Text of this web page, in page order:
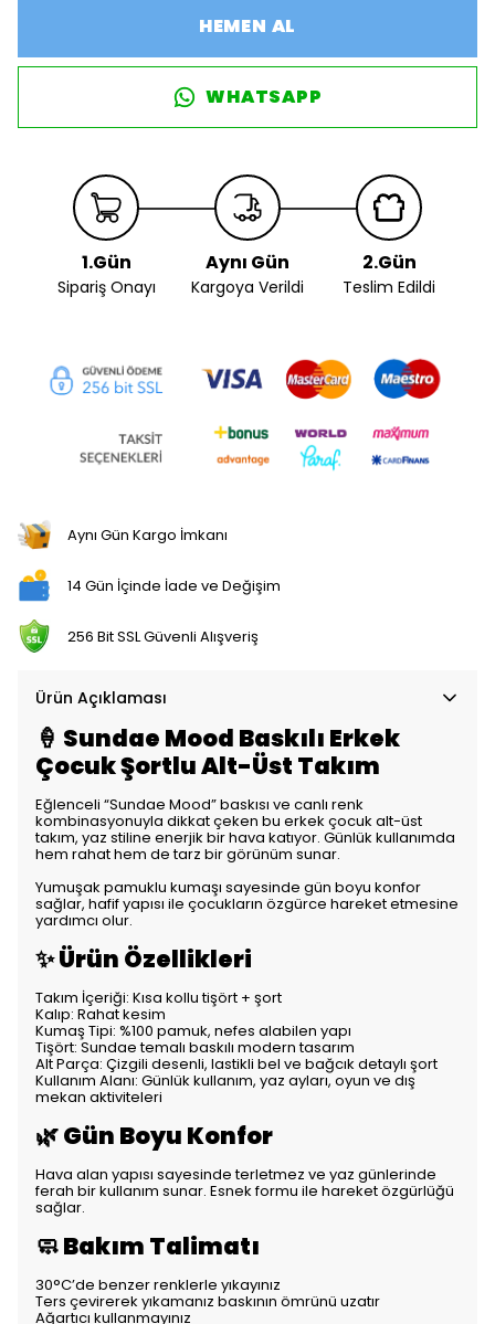
HEMEN AL
WHATSAPP
1.Gün
Sipariş Onayı
Aynı Gün
Kargoya Verildi
2.Gün
Teslim Edildi
Aynı Gün Kargo İmkanı
14 Gün İçinde İade ve Değişim
256 Bit SSL Güvenli Alışveriş
Ürün Açıklaması
🍦 Sundae Mood Baskılı Erkek
Çocuk Şortlu Alt-Üst Takım
Eğlenceli “Sundae Mood” baskısı ve canlı renk
kombinasyonuyla dikkat çeken bu erkek çocuk alt-üst
takım, yaz stiline enerjik bir hava katıyor. Günlük kullanımda
hem rahat hem de tarz bir görünüm sunar.
Yumuşak pamuklu kumaşı sayesinde gün boyu konfor
sağlar, hafif yapısı ile çocukların özgürce hareket etmesine
yardımcı olur.
✨ Ürün Özellikleri
Takım İçeriği: Kısa kollu tişört + şort
Kalıp: Rahat kesim
Kumaş Tipi: %100 pamuk, nefes alabilen yapı
Tişört: Sundae temalı baskılı modern tasarım
Alt Parça: Çizgili desenli, lastikli bel ve bağcık detaylı şort
Kullanım Alanı: Günlük kullanım, yaz ayları, oyun ve dış
mekan aktiviteleri
🌿 Gün Boyu Konfor
Hava alan yapısı sayesinde terletmez ve yaz günlerinde
ferah bir kullanım sunar. Esnek formu ile hareket özgürlüğü
sağlar.
🧼 Bakım Talimatı
30°C’de benzer renklerle yıkayınız
Ters çevirerek yıkamanız baskının ömrünü uzatır
Ağartıcı kullanmayınız